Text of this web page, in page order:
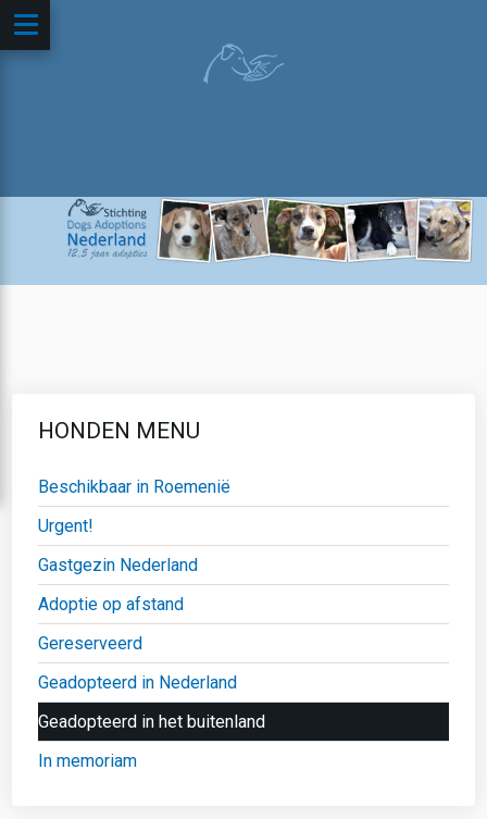
HONDEN MENU
Beschikbaar in Roemenië
Urgent!
Gastgezin Nederland
Adoptie op afstand
Gereserveerd
Geadopteerd in Nederland
Geadopteerd in het buitenland
In memoriam